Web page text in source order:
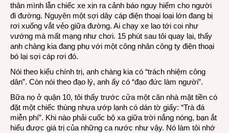
thân mình lẫn chiếc xe xịn ra cảnh báo nguy hiểm cho người
đi đường. Nguyên một sợi dây cáp điện thoại loại lớn đang bị
rơi xuống vắt vẻo giữa đường. Ai chạy xe lao tới coi như
vướng mà mất mạng như chơi. 15 phút sau tôi quay lại, thấy
anh chàng kia đang phụ với một công nhân công ty điện thoại
bó lại sợi cáp rơi đó.
Nói theo kiểu chính trị, anh chàng kia có “trách nhiệm công
dân”. Còn nói theo đạo lý, anh ấy có “đạo đức làm người”.
Bữa nọ ở quận 10, tôi thấy trước cửa một căn nhà mặt tiền có
đặt một chiếc thùng nhựa ướp lạnh có dán tờ giấy: “Trà đá
miễn phí”. Khi nào phải cuốc bộ xa giữa trời nắng nóng, bạn ắt
hiểu được giá trị của những ca nước như vậy. Nó làm tôi nhớ